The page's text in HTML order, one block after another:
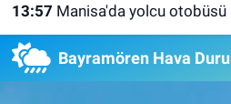
13:57 Manisa'da yolcu otobüsü
Bayramören Hava